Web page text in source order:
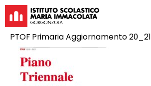
PTOF Primaria Aggiornamento 20_21